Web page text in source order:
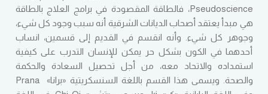
Pseudoscience، فالطاقة المقصودة في برامج العلاج بالطاقة
هي مبدأ يعتقد أصحاب الديانات الشرقية أنه سبب وجود كل شيء،
وجوهر كل شيء. وأنه انقسم في القديم إلى قسمين، انساب
أحدهما في الكون بشكل حر يمكن للإنسان التدرب على كيفية
استمداده والاتحاد معه، من أجل تحصيل السعادة والحكمة
والصحة. ويسمى هذا القسم باللغة السنسكريتية «برانا» Prana